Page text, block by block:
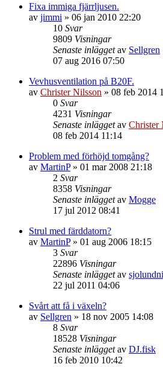
Fixa immiga fjärrljusen.
av jimmi » 06 jan 2010 22:20
10 Svar
9809 Visningar
Senaste inläggetav Sellgren
07 aug 2016 07:50
Vevhusventilation på B20F.
av Christer Nilsson » 08 feb 2014
0 Svar
4231 Visningar
Senaste inläggetav Christer
08 feb 2014 11:14
Problem med förhöjd tomgång?
av MartinP» 01 mar 2008 21:18
2 Svar
8358 Visningar
Senaste inläggetav Mogge
17 jul 2012 08:41
Strul med färddatorn?
av MartinP» 01 aug 2006 18:15
3 Svar
22896 Visningar
Senaste inläggetav
22 jul 2011 04:06
Svårt att få i växeln?
av Sellgren » 18 nov 2005 14:08
8 Svar
18528 Visningar
Senaste inläggetav DJ.fisk
16 feb 2010 10:42